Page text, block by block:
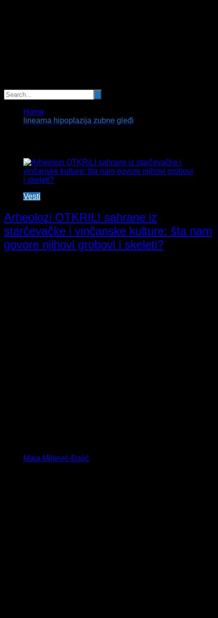
Home
linearna hipoplazija zubne gleđi
Vesti
Arheolozi OTKRILI sahrane iz
starčevačke i vinčanske kulture: šta nam
govore njihovi grobovi i skeleti?
Maja Miljević-Đajić